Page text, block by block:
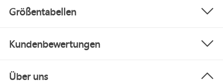
Größentabellen
Kundenbewertungen
Über uns